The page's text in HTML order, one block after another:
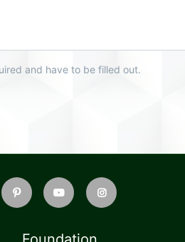
and have to be filled out.